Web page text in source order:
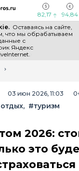
"ГазетаНоворос.ру"
82,17 94,84
Оставаясь на сайте,
что мы обрабатываем
с
Яндекс
Новости России
03 июн 2026, 11:03
#туризм
2026:
это